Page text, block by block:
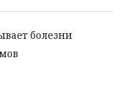
болезни